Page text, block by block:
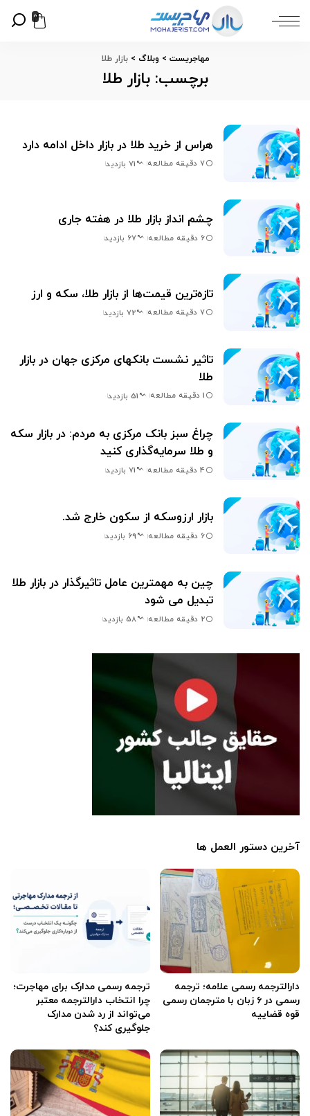
0
مهاجریست > وبلاگ >بازار طلا
برچسب:بازار طلا
هراس از خرید طلا در بازار داخل ادامه دارد
7 دقیقه مطالعه 71 بازدید
چشم انداز بازار طلا در هفته جاری
6 دقیقه مطالعه 67 بازدید
تازه‌ترین قیمت‌ها از بازار طلا، سکه و ارز
7 دقیقه مطالعه 72 بازدید
تاثیر نشست بانکهای مرکزی جهان در بازار
طلا
1 دقیقه مطالعه 51 بازدید
چراغ سبز بانک مرکزی به مردم: در بازار سکه
و طلا سرمایه‌گذاری کنید
4 دقیقه مطالعه 71 بازدید
بازار ارزوسکه از سکون خارج شد.
6 دقیقه مطالعه 69 بازدید
چین به مهمترین عامل تاثیرگذار در بازار طلا
تبدیل می شود
2 دقیقه مطالعه 58 بازدید
آخرین دستور العمل ها
دارالترجمه رسمی علامه؛ ترجمه
رسمی در ۶ زبان با مترجمان رسمی
قوه قضاییه
ترجمه رسمی مدارک برای مهاجرت؛
چرا انتخاب دارالترجمه معتبر
می‌تواند از رد شدن مدارک
جلوگیری کند؟